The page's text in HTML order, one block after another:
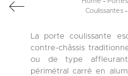
Coulissantes
La porte coulissante
contre-châssis
ou de type
périmétral carré en